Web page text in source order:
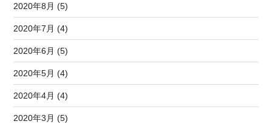
2020年8月 (5)
2020年7月 (4)
2020年6月 (5)
2020年5月 (4)
2020年4月 (4)
2020年3月 (5)